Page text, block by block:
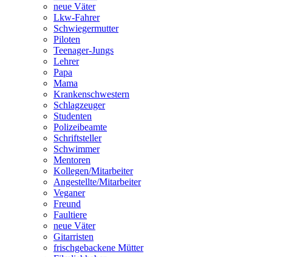
neue Väter
Lkw-Fahrer
Schwiegermutter
Piloten
Teenager-Jungs
Lehrer
Papa
Mama
Krankenschwestern
Schlagzeuger
Studenten
Polizeibeamte
Schriftsteller
Schwimmer
Mentoren
Kollegen/Mitarbeiter
Angestellte/Mitarbeiter
Veganer
Freund
Faultiere
neue Väter
Gitarristen
frischgebackene Mütter